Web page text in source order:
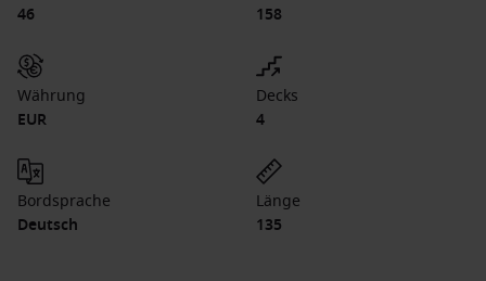
46
158
Währung
EUR
Decks
4
Bordsprache
Deutsch
Länge
135